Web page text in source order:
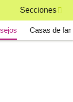
Secciones
Casas de